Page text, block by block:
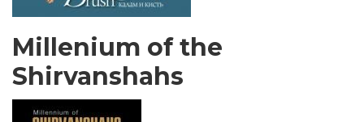
Millenium of the
Shirvanshahs